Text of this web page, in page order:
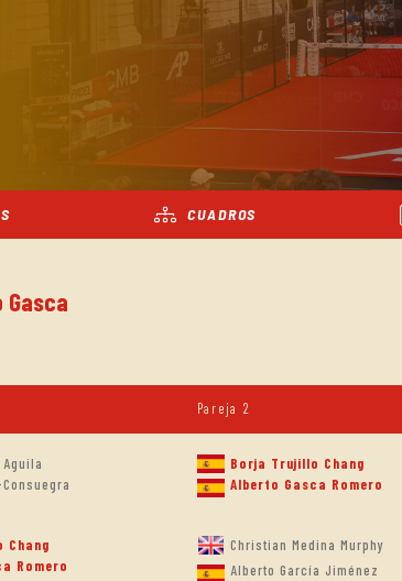
CUADROS
Gasca
Pareja 2
Borja Trujillo Chang
Alberto Gasca Romero
Chang
Romero
Christian Medina Murphy
Alberto García Jiménez